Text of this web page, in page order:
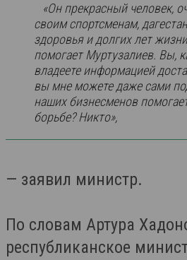
«Он прекрасный человек,
своим спортсменам,
здоровья и долгих лет
помогает Муртузалиев. Вы,
владеете информацией
вы мне можете даже сами
наших бизнесменов
борьбе? Никто»,
— заявил министр.
По словам Артура
республиканское